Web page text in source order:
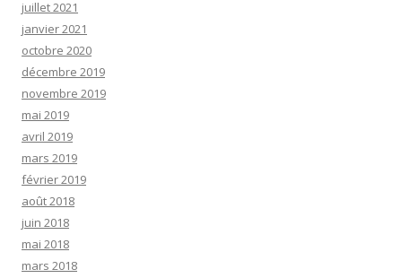
juillet 2021
janvier 2021
octobre 2020
décembre 2019
novembre 2019
mai 2019
avril 2019
mars 2019
février 2019
août 2018
juin 2018
mai 2018
mars 2018